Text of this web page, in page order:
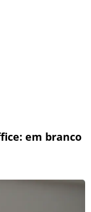
em branco